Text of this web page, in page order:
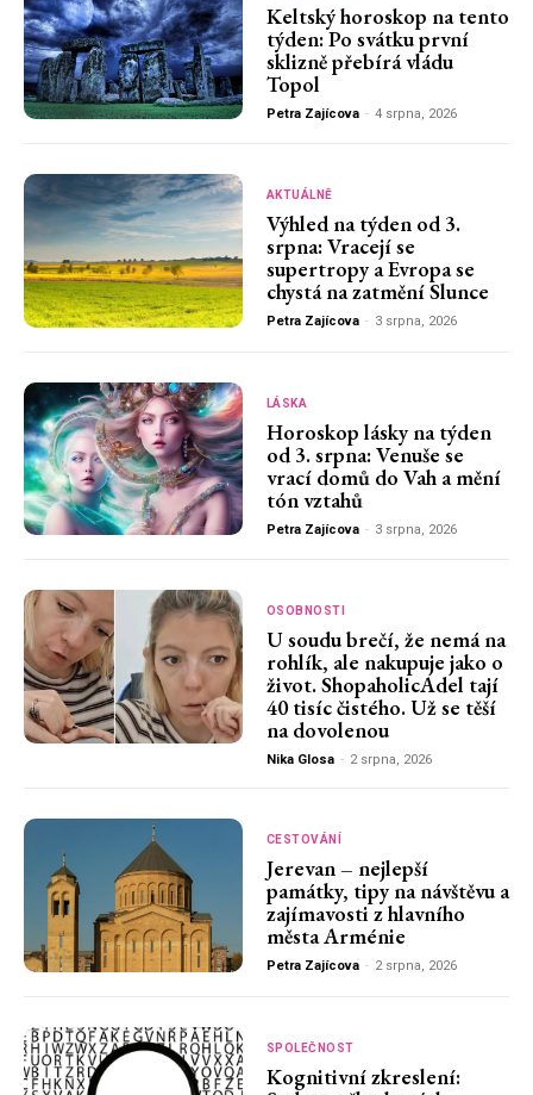
Keltský horoskop na tento
týden: Po svátku první
sklizně přebírá vládu
Topol
Petra Zajícova - 4 srpna, 2026
AKTUÁLNĚ
Výhled na týden od 3.
srpna: Vracejí se
supertropy a Evropa se
chystá na zatmění Slunce
Petra Zajícova - 3 srpna, 2026
LÁSKA
Horoskop lásky na týden
od 3. srpna: Venuše se
vrací domů do Vah a mění
tón vztahů
Petra Zajícova - 3 srpna, 2026
OSOBNOSTI
U soudu brečí, že nemá na
rohlík, ale nakupuje jako o
život. ShopaholicAdel tají
40 tisíc čistého. Už se těší
na dovolenou
Nika Glosa - 2 srpna, 2026
CESTOVÁNÍ
Jerevan – nejlepší
památky, tipy na návštěvu a
zajímavosti z hlavního
města Arménie
Petra Zajícova - 2 srpna, 2026
SPOLEČNOST
Kognitivní zkreslení: